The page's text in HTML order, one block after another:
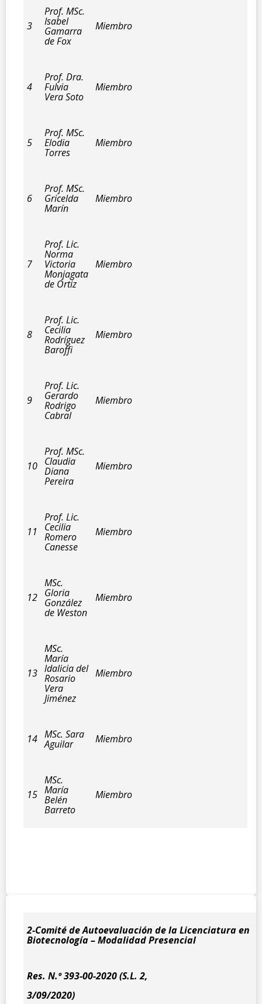
3
Prof. MSc.
Isabel
Gamarra
de Fox
Miembro
4
Prof. Dra.
Fulvia
Vera Soto
Miembro
5
Prof. MSc.
Elodia
Torres
Miembro
6
Prof. MSc.
Gricelda
Marín
Miembro
7
Prof. Lic.
Norma
Victoria
Monjagata
de Ortiz
Miembro
8
Prof. Lic.
Cecilia
Rodríguez
Baroffi
Miembro
9
Prof. Lic.
Gerardo
Rodrigo
Cabral
Miembro
10
Prof. MSc.
Claudia
Diana
Pereira
Miembro
11
Prof. Lic.
Cecilia
Romero
Canesse
Miembro
12
MSc.
Gloria
González
de Weston
Miembro
13
MSc.
María
ldalicia del
Rosario
Vera
Jiménez
Miembro
14 MSc. Sara
Aguilar Miembro
15
MSc.
María
Belén
Barreto
Miembro
2-Comité de Autoevaluación de la Licenciatura en
Biotecnología – Modalidad Presencial
Res. N.º 393-00-2020 (S.L. 2,
3/09/2020)